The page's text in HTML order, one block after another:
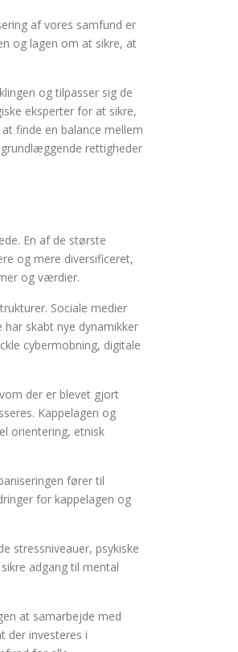
af vores samfund er
og lagen om at sikre, at
og tilpasser sig de
eksperter for at sikre,
finde en balance mellem
rettigheder
En af de største
og mere diversificeret,
og værdier.
Sociale medier
skabt nye dynamikker
cybermobning, digitale
der er blevet gjort
Kappelagen og
orientering, etnisk
fører til
for kappelagen og
stressniveauer, psykiske
adgang til mental
at samarbejde med
der investeres i